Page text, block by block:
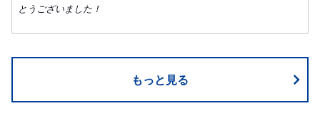
とうございました！
もっと見る